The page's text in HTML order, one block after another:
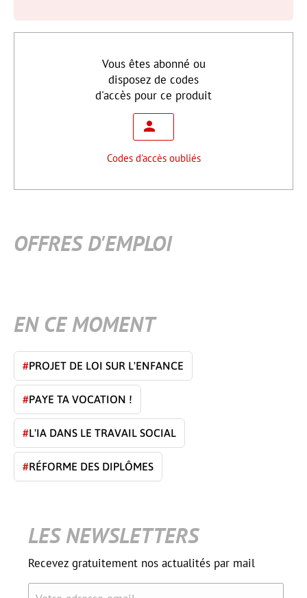
Vous êtes abonné ou
disposez de codes
d'accès pour ce produit
Codes d'accès oubliés
OFFRES D'EMPLOI
EN CE MOMENT
#PROJET DE LOI SUR L'ENFANCE
#PAYE TA VOCATION !
#L'IA DANS LE TRAVAIL SOCIAL
#RÉFORME DES DIPLÔMES
LES NEWSLETTERS
Recevez gratuitement nos actualités par mail